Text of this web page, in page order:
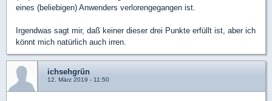
eines (beliebigen) Anwenders verlorengegangen ist.
Irgendwas sagt mir, daß keiner dieser drei Punkte erfüllt ist, aber ich
könnt mich natürlich auch irren.
ichsehgrün
12. März 2019 - 11:50